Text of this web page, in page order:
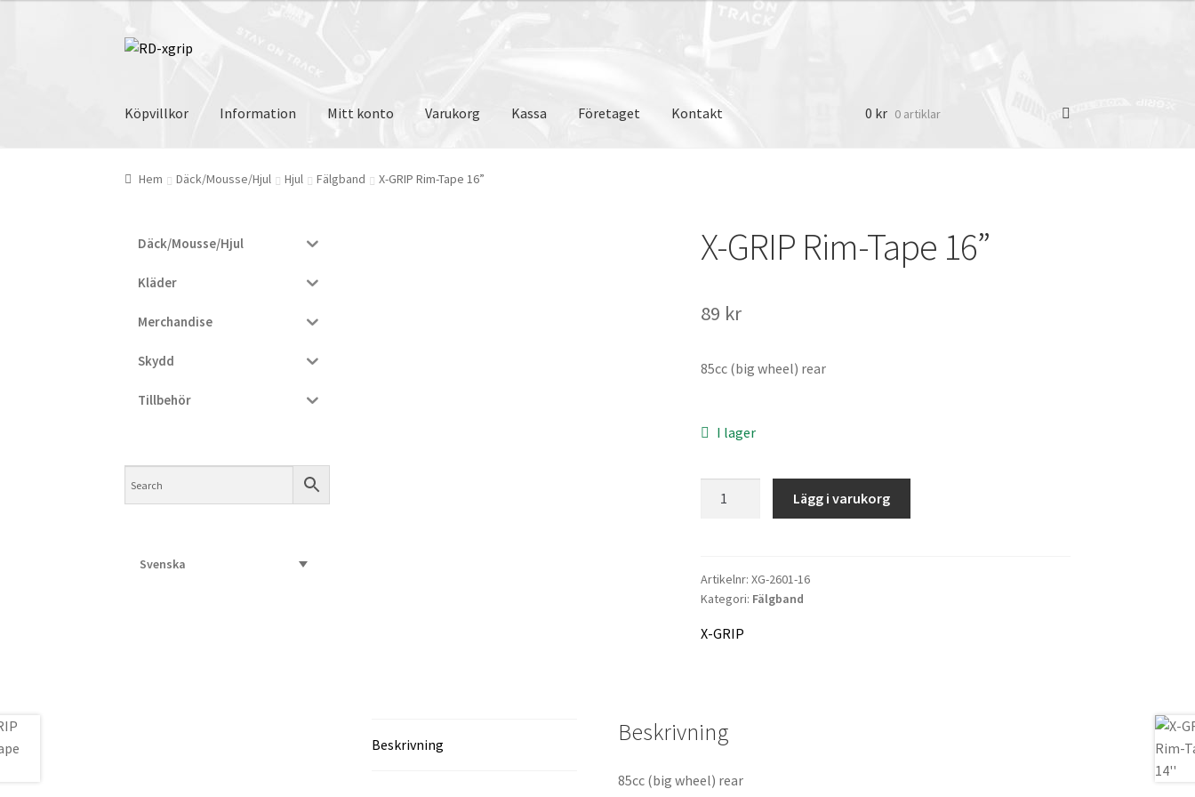
Hoppa
Hoppa
Köpvillkor
Information Mitt konto Varukorg Kassa Företaget Kontakt 0 kr 0 artiklar
Hem Däck/Mousse/Hjul Hjul Fälgband X-GRIP Rim-Tape 16”
X-GRIP Rim-Tape 16”
89 kr
85cc (big wheel) rear
I lager
16''
mängd
Lägg i varukorg
Artikelnr: XG-2601-16
Kategori: Fälgband
X-GRIP
Beskrivning Beskrivning
85cc (big wheel) rear
Däck/Mousse/Hjul
Kläder
Merchandise
Skydd
Tillbehör
Svenska